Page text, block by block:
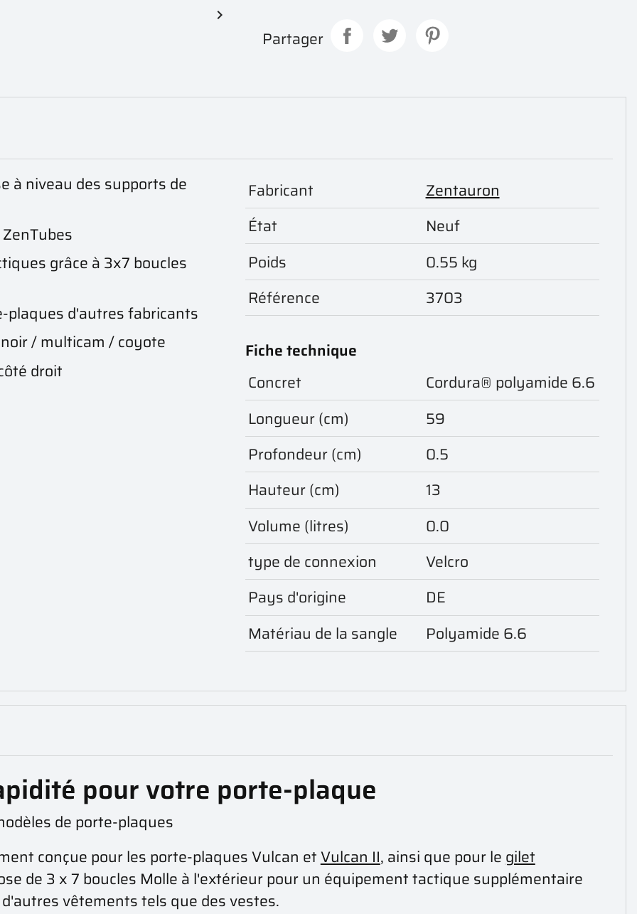

Partager
à niveau des supports de
grâce à 3x7 boucles
d'autres fabricants
/ multicam / coyote
droit
Fabricant
Zentauron
État
Neuf
Poids
0.55 kg
Référence
3703
Fiche technique
Concret
Cordura® polyamide 6.6
Longueur (cm)
59
Profondeur (cm)
0.5
Hauteur (cm)
13
Volume (litres)
0.0
type de connexion
Velcro
Pays d'origine
DE
Matériau de la sangle
Polyamide 6.6
pour votre porte-plaque
de porte-plaques
conçue pour les porte-plaques Vulcan etVulcan II, ainsi que pour le gilet
de 3 x 7 boucles Molle à l'extérieur pour un équipement tactique supplémentaire
vêtements tels que des vestes.